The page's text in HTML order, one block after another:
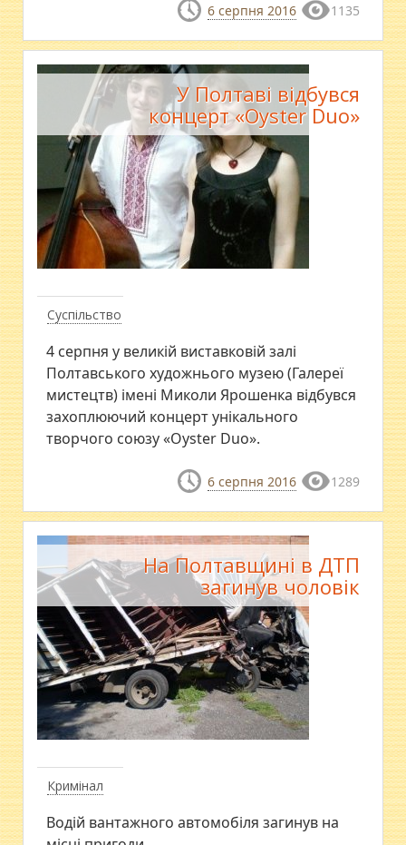
6 серпня 2016 1135
Суспільство
У Полтаві відбувся
концерт «Oyster Duo»
4 серпня у великій виставковій залі
Полтавського художнього музею (Галереї
мистецтв) імені Миколи Ярошенка відбувся
захоплюючий концерт унікального
творчого союзу «Oyster Duo».
6 серпня 2016 1289
Кримінал
На Полтавщині в ДТП
загинув чоловік
Водій вантажного автомобіля загинув на